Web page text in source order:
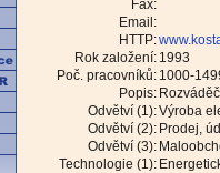
Fax:
Email:
HTTP:
Rok založení: 1993
Poč. pracovníků: 1000-
Popis:
Odvětví (1):Výroba
Odvětví (2): Prodej,
Odvětví (3):
Technologie (1):